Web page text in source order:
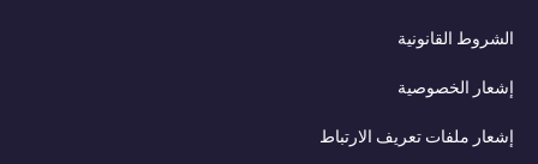
الشروط القانونية
إشعار الخصوصية
إشعار ملفات تعريف الارتباط